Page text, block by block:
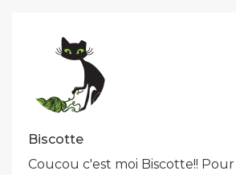
Biscotte
Coucou c'est moi Biscotte!!